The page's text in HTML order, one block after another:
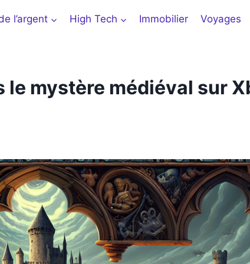
l’argent High Tech Immobilier Voyages
le mystère médiéval sur